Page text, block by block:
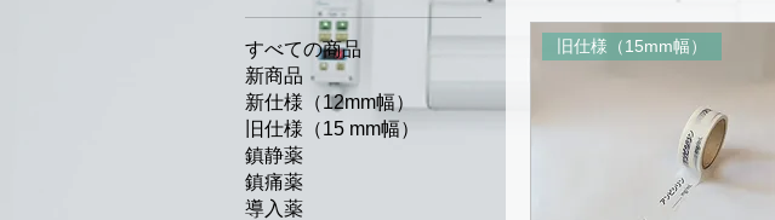
すべての商品
新商品
新仕様（12mm幅）
旧仕様（15 mm幅）
鎮静薬
鎮痛薬
導入薬
旧仕様（15mm幅）